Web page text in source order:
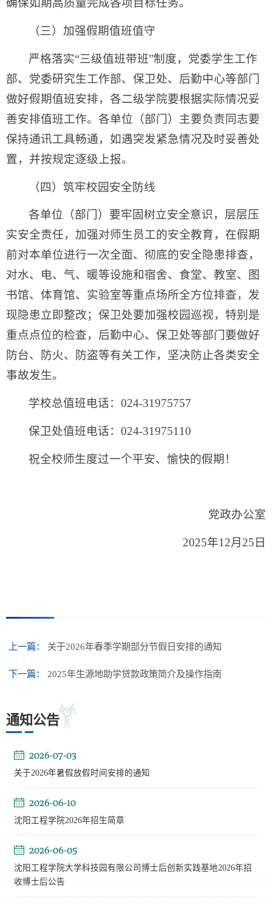
确保如期高质量完成各项目标任务。
（三）加强假期值班值守
严格落实“三级值班带班”制度，党委学生工作
部、党委研究生工作部、保卫处、后勤中心等部门
做好假期值班安排，各二级学院要根据实际情况妥
善安排值班工作。各单位（部门）主要负责同志要
保持通讯工具畅通，如遇突发紧急情况及时妥善处
置，并按规定逐级上报。
（四）筑牢校园安全防线
各单位（部门）要牢固树立安全意识，层层压
实安全责任，加强对师生员工的安全教育，在假期
前对本单位进行一次全面、彻底的安全隐患排查，
对水、电、气、暖等设施和宿舍、食堂、教室、图
书馆、体育馆、实验室等重点场所全方位排查，发
现隐患立即整改；保卫处要加强校园巡视，特别是
重点点位的检查，后勤中心、保卫处等部门要做好
防台、防火、防盗等有关工作，坚决防止各类安全
事故发生。
学校总值班电话：024-31975757
保卫处值班电话：024-31975110
祝全校师生度过一个平安、愉快的假期！
党政办公室
2025年12月25日
上一篇： 关于2026年春季学期部分节假日安排的通知
下一篇： 2025年生源地助学贷款政策简介及操作指南
通知公告
2026-07-03
关于2026年暑假放假时间安排的通知
2026-06-10
沈阳工程学院2026年招生简章
2026-06-05
沈阳工程学院大学科技园有限公司博士后创新实践基地2026年招
收博士后公告